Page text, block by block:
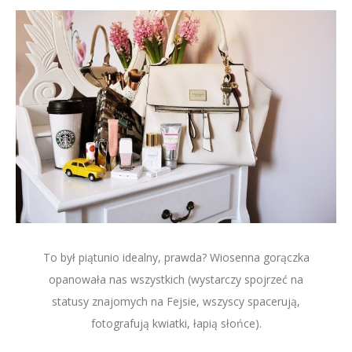
To był piątunio idealny, prawda? Wiosenna gorączka
opanowała nas wszystkich (wystarczy spojrzeć na
statusy znajomych na Fejsie, wszyscy spacerują,
fotografują kwiatki, łapią słońce).